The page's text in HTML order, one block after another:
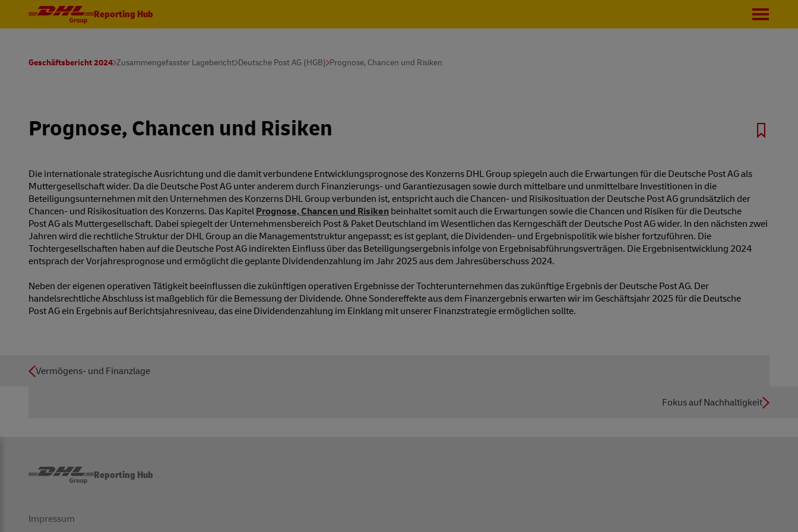
Reporting Hub
Geschäftsbericht 2024 Zusammengefasster Lagebericht Deutsche Post AG (HGB) Prognose, Chancen und Risiken
Prognose, Chancen und Risiken
Die internationale strategische Ausrichtung und die damit verbundene Entwicklungsprognose des Konzerns DHL Group spiegeln auch die Erwartungen für die Deutsche Post AG als
Muttergesellschaft wider. Da die Deutsche Post AG unter anderem durch Finanzierungs- und Garantiezusagen sowie durch mittelbare und unmittelbare Investitionen in die
Beteiligungsunternehmen mit den Unternehmen des Konzerns DHL Group verbunden ist, entspricht auch die Chancen- und Risikosituation der Deutsche Post AG grundsätzlich der
Chancen- und Risikosituation des Konzerns. Das KapitelPrognose, Chancen und Risikenbeinhaltet somit auch die Erwartungen sowie die Chancen und Risiken für die Deutsche
Post AG als Muttergesellschaft. Dabei spiegelt der Unternehmensbereich Post & Paket Deutschland im Wesentlichen das Kerngeschäft der Deutsche Post AG wider. In den nächsten zwei
Jahren wird die rechtliche Struktur der DHL Group an die Managementstruktur angepasst; es ist geplant, die Dividenden- und Ergebnispolitik wie bisher fortzuführen. Die
Tochtergesellschaften haben auf die Deutsche Post AG indirekten Einfluss über das Beteiligungsergebnis infolge von Ergebnisabführungsverträgen. Die Ergebnisentwicklung 2024
entsprach der Vorjahresprognose und ermöglicht die geplante Dividendenzahlung im Jahr 2025 aus dem Jahresüberschuss 2024.
Neben der eigenen operativen Tätigkeit beeinflussen die zukünftigen operativen Ergebnisse der Tochterunternehmen das zukünftige Ergebnis der Deutsche Post AG. Der
handelsrechtliche Abschluss ist maßgeblich für die Bemessung der Dividende. Ohne Sondereffekte aus dem Finanzergebnis erwarten wir im Geschäftsjahr 2025 für die Deutsche
Post AG ein Ergebnis auf Berichtsjahresniveau, das eine Dividendenzahlung im Einklang mit unserer Finanzstrategie ermöglichen sollte.
Vermögens- und Finanzlage
Fokus auf Nachhaltigkeit
Reporting Hub
Impressum